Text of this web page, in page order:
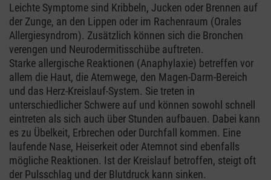
Leichte Symptome sind Kribbeln, Jucken oder Brennen auf
der Zunge, an den Lippen oder im Rachenraum (Orales
Allergiesyndrom). Zusätzlich können sich die Bronchen
verengen und Neurodermitisschübe auftreten.
Starke allergische Reaktionen (Anaphylaxie) betreffen vor
allem die Haut, die Atemwege, den Magen-Darm-Bereich
und das Herz-Kreislauf-System. Sie treten in
unterschiedlicher Schwere auf und können sowohl schnell
eintreten als sich auch über Stunden aufbauen. Dabei kann
es zu Übelkeit, Erbrechen oder Durchfall kommen. Eine
laufende Nase, Heiserkeit oder Atemnot sind ebenfalls
mögliche Reaktionen. Ist der Kreislauf betroffen, steigt oft
der Pulsschlag und der Blutdruck kann sinken.